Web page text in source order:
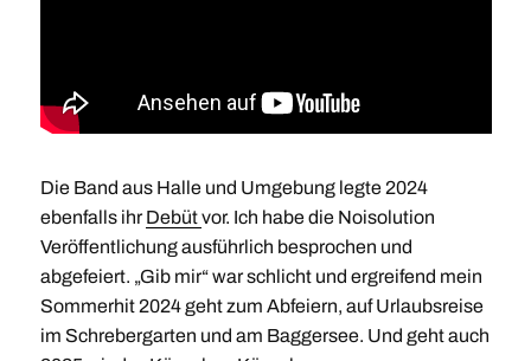
Die Band aus Halle und Umgebung legte 2024
ebenfalls ihrDebütvor. Ich habe die Noisolution
Veröffentlichung ausführlich besprochen und
abgefeiert. „Gib mir“ war schlicht und ergreifend mein
Sommerhit 2024 geht zum Abfeiern, auf Urlaubsreise
im Schrebergarten und am Baggersee. Und geht auch